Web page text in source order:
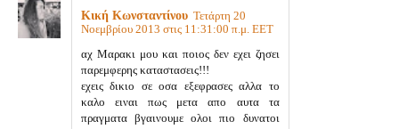
Κική Κωνσταντίνου Τετάρτη 20
Νοεμβρίου 2013 στις 11:31:00 π.μ. EET
αχ Μαρακι μου και ποιος δεν εχει ζησει
παρεμφερης καταστασεις!!!
εχεις δικιο σε οσα εξεφρασες αλλα το
καλο ειναι πως μετα απο αυτα τα
πραγματα βγαινουμε ολοι πιο δυνατοι